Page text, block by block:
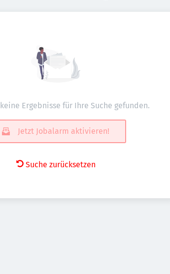
Ergebnisse für Ihre Suche gefunden.
Jetzt Jobalarm aktivieren!
Suche zurücksetzen